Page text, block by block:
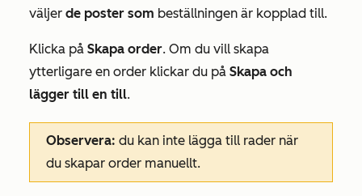
väljer de poster som beställningen är kopplad till.
Klicka på Skapa order. Om du vill skapa
ytterligare en order klickar du på Skapa och
lägger till en till.
Observera: du kan inte lägga till rader när
du skapar order manuellt.